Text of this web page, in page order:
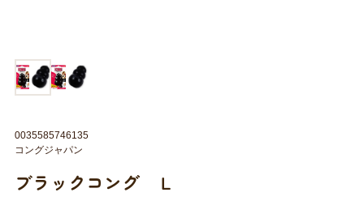
ブラックコング Ｌ
0035585746135
コングジャパン